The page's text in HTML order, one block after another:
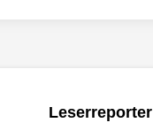
Leserreporter